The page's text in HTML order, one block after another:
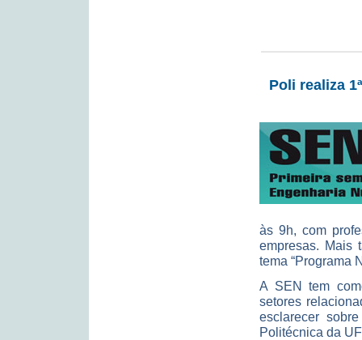
Poli realiza
às 9h, com
empresas. Mais
tema “Programa
A SEN tem
setores
esclarecer sobre
Politécnica da